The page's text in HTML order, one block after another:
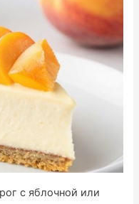
с яблочной или